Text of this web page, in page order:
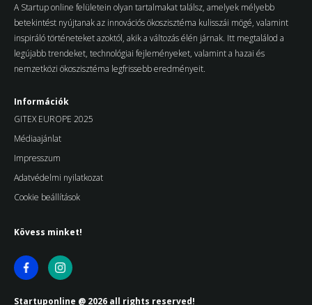
A Startup online felületein olyan tartalmakat találsz, amelyek mélyebb
betekintést nyújtanak az innovációs ökoszisztéma kulisszái mögé, valamint
inspiráló történeteket azoktól, akik a változás élén járnak. Itt megtalálod a
legújabb trendeket, technológiai fejleményeket, valamint a hazai és
nemzetközi ökoszisztéma legfrissebb eredményeit.
Információk
GITEX EUROPE 2025
Médiaajánlat
Impresszum
Adatvédelmi nyilatkozat
Cookie beállítások
Kövess minket!
Startuponline @ 2026 all rights reserved!